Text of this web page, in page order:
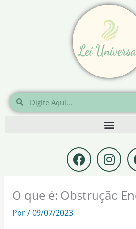
Pesquisar
Pesquisar
F
a
c
e
b
I
n
s
t
a
O que é: Obstrução
Por/09/07/2023